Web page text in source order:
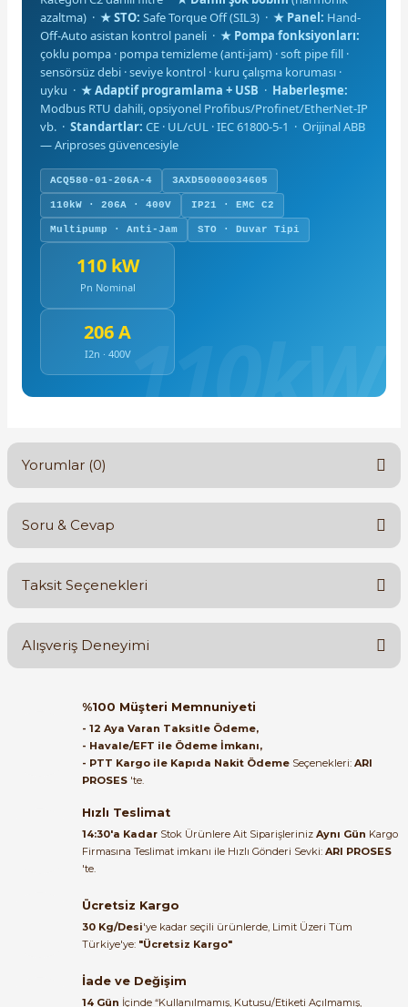
azaltma) · ★ STO: Safe Torque Off (SIL3) · ★ Panel: Hand-
Off-Auto asistan kontrol paneli · ★ Pompa fonksiyonları:
çoklu pompa · pompa temizleme (anti-jam) · soft pipe fill ·
sensörsüz debi · seviye kontrol · kuru çalışma koruması ·
uyku · ★ Adaptif programlama + USB · Haberleşme:
Modbus RTU dahili, opsiyonel Profibus/Profinet/EtherNet-IP
vb. · Standartlar: CE · UL/cUL · IEC 61800-5-1 · Orijinal ABB
— Ariproses güvencesiyle
ACQ580-01-206A-4 3AXD50000034605
110kW · 206A · 400V IP21 · EMC C2
Multipump · Anti-Jam STO · Duvar Tipi
110 kW
Pn Nominal
206 A
I2n · 400V
Yorumlar (0)
Bu ürüne ilk yorumu siz yapın!
Soru & Cevap
Ürün hakkında henüz soru sorulmamış.
Taksit Seçenekleri
Alışveriş Deneyimi
Orijinal kutusuyla ertesi gün
ulaştı elimize. Teşekkürler.
B... A... | 27/06/2026
bundan mehmet bey ilgi ve
alakası için teşekkür ederim
muhammed demirci |
Ürün elime eksiksiz ve hasarsız
ulaştı. Paketleme özenliydi,
%100 Müşteri Memnuniyeti
- 12 Aya Varan Taksitle Ödeme,
- Havale/EFT ile Ödeme İmkanı,
- PTT Kargo ile Kapıda Nakit Ödeme Seçenekleri: ARI
PROSES 'te.
Hızlı Teslimat
14:30'a Kadar Stok Ürünlere Ait Siparişleriniz Aynı Gün Kargo
Firmasına Teslimat imkanı ile Hızlı Gönderi Sevki: ARI PROSES
'te.
Ücretsiz Kargo
30 Kg/Desi'ye kadar seçili ürünlerde, Limit Üzeri Tüm
Türkiye'ye: "Ücretsiz Kargo"
İade ve Değişim
14 Gün İçinde “Kullanılmamış, Kutusu/Etiketi Açılmamış,